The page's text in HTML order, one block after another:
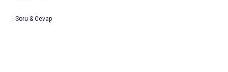
Soru & Cevap